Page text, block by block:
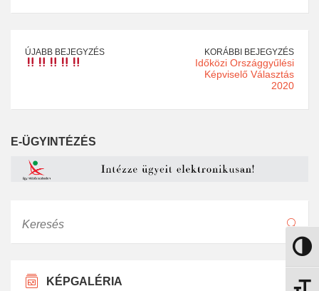
Nagy
ÚJABB BEJEGYZÉS KORÁBBI BEJEGYZÉS
Időközi Országgyűlési
Képviselő Választás
2020
E-ÜGYINTÉZÉS
KÉPGALÉRIA